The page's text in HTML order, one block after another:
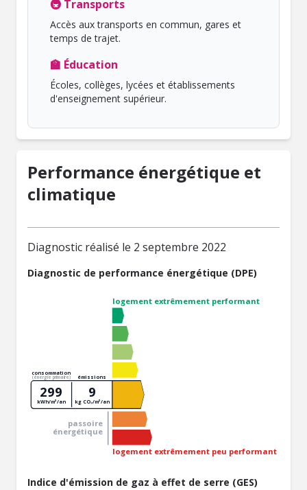
🚇 Transports
Accès aux transports en commun, gares et
temps de trajet.
🏫 Éducation
Écoles, collèges, lycées et établissements
d'enseignement supérieur.
Performance énergétique et
climatique
Diagnostic réalisé le 2 septembre 2022
Diagnostic de performance énergétique (DPE)
logement extrêmement performant
logement extrêmement peu performant
passoire
énergétique
consommation
(énergie primaire) émissions
299
kWh/m²/an
9
kg CO₂/m²/an
Indice d'émission de gaz à effet de serre (GES)